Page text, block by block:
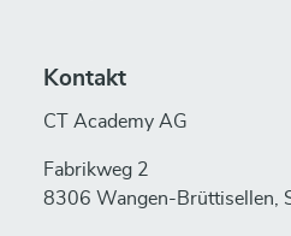
Kontakt
CT Academy AG
Fabrikweg 2
8306 Wangen-Brüttisellen,